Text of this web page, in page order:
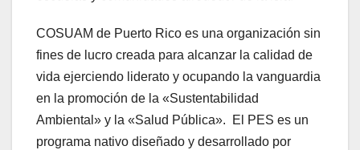
COSUAM de Puerto Rico es una organización sin
fines de lucro creada para alcanzar la calidad de
vida ejerciendo liderato y ocupando la vanguardia
en la promoción de la «Sustentabilidad
Ambiental» y la «Salud Pública». El PES es un
programa nativo diseñado y desarrollado por